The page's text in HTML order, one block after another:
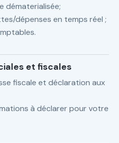
dématerialisée;
dépenses en temps réel ;
et fiscales
fiscale et déclaration aux
à déclarer pour votre